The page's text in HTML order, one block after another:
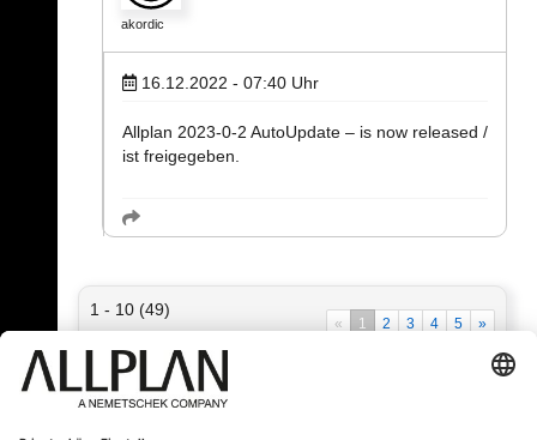
akordic
16.12.2022 - 07:40 Uhr
Allplan 2023-0-2 AutoUpdate – is now released /
ist freigegeben.
1 - 10 (49)
« 1 2 3 4 5 »